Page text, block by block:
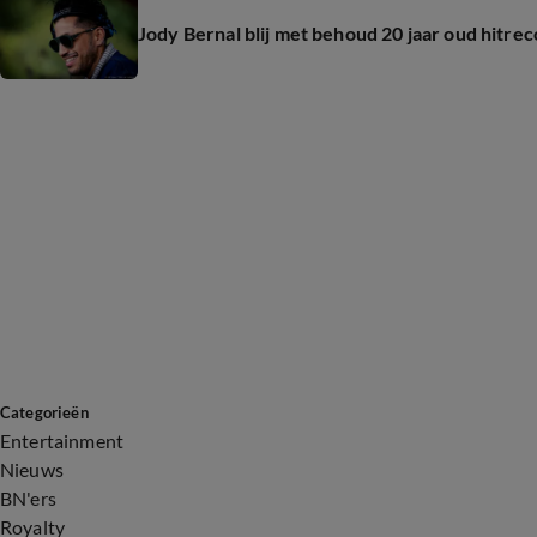
Jody Bernal blij met behoud 20 jaar oud
Categorieën
Entertainment
Nieuws
BN'ers
Royalty